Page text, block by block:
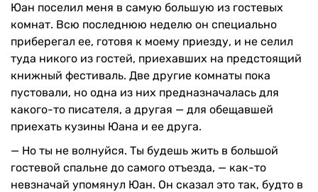
Юан поселил меня в самую большую из гостевых
комнат. Всю последнюю неделю он специально
приберегал ее, готовя к моему приезду, и не селил
туда никого из гостей, приехавших на предстоящий
книжный фестиваль. Две другие комнаты пока
пустовали, но одна из них предназначалась для
какого-то писателя, а другая — для обещавшей
приехать кузины Юана и ее друга.
— Но ты не волнуйся. Ты будешь жить в большой
гостевой спальне до самого отъезда, — как-то
невзначай упомянул Юан. Он сказал это так, будто в